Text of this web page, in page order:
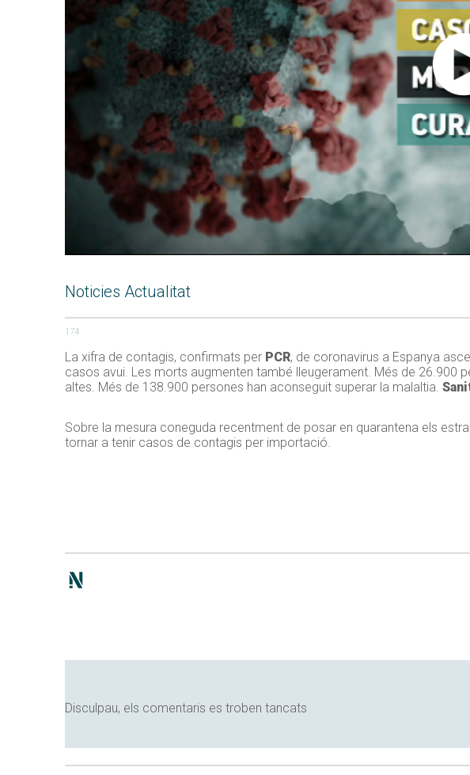
Noticies Actualitat
174
La xifra de contagis, confirmats per PCR, de coronavirus a Espanya
casos avui. Les morts augmenten també lleugerament. Més de 26.900
altes. Més de 138.900 persones han aconseguit superar la malaltia.
Sobre la mesura coneguda recentment de posar en quarantena els
tornar a tenir casos de contagis per importació.
Disculpau, els comentaris es troben tancats